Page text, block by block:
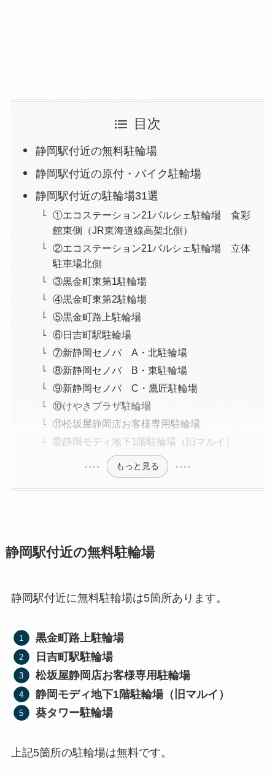
目次
静岡駅付近の無料駐輪場
静岡駅付近の原付・バイク駐輪場
静岡駅付近の駐輪場31選
①エコステーション21パルシェ駐輪場 食彩
館東側（JR東海道線高架北側）
②エコステーション21パルシェ駐輪場 立体
駐車場北側
③黒金町東第1駐輪場
④黒金町東第2駐輪場
⑤黒金町路上駐輪場
⑥日吉町駅駐輪場
⑦新静岡セノバ A・北駐輪場
⑧新静岡セノバ B・東駐輪場
⑨新静岡セノバ C・鷹匠駐輪場
⑩けやきプラザ駐輪場
⑪松坂屋静岡店お客様専用駐輪場
⑫静岡モディ地下1階駐輪場（旧マルイ）
もっと見る
静岡駅付近の無料駐輪場
静岡駅付近に無料駐輪場は5箇所あります。
黒金町路上駐輪場
日吉町駅駐輪場
松坂屋静岡店お客様専用駐輪場
静岡モディ地下1階駐輪場（旧マルイ）
葵タワー駐輪場
上記5箇所の駐輪場は無料です。